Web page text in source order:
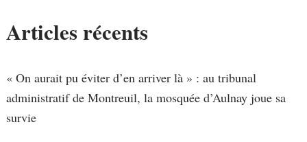
Articles récents
« On aurait pu éviter d’en arriver là » : au tribunal
administratif de Montreuil, la mosquée d’Aulnay joue sa
survie